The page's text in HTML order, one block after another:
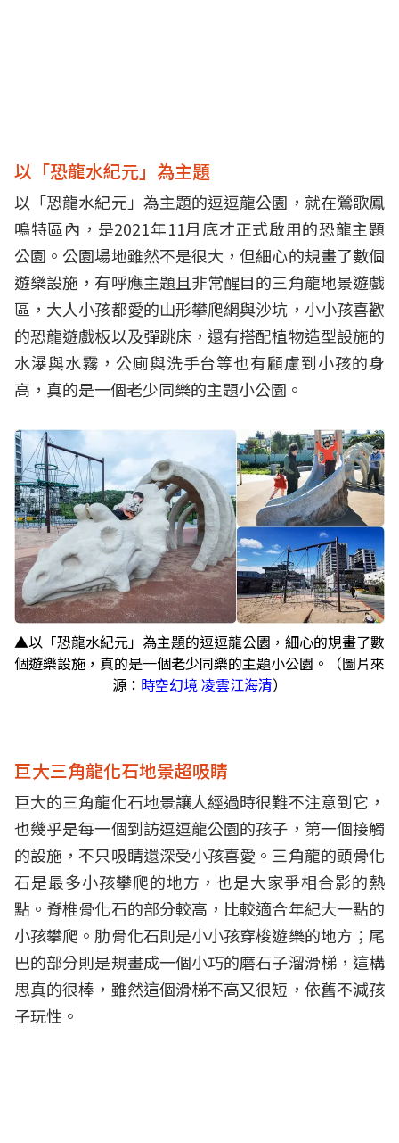
以「恐龍水紀元」為主題
以「恐龍水紀元」為主題的逗逗龍公園，就在鶯歌鳳
鳴特區內，是2021年11月底才正式啟用的恐龍主題
公園。公園場地雖然不是很大，但細心的規畫了數個
遊樂設施，有呼應主題且非常醒目的三角龍地景遊戲
區，大人小孩都愛的山形攀爬網與沙坑，小小孩喜歡
的恐龍遊戲板以及彈跳床，還有搭配植物造型設施的
水瀑與水霧，公廁與洗手台等也有顧慮到小孩的身
高，真的是一個老少同樂的主題小公園。
▲以「恐龍水紀元」為主題的逗逗龍公園，細心的規畫了數
個遊樂設施，真的是一個老少同樂的主題小公園。（圖片來
源： 時空幻境 凌雲江海清）
巨大三角龍化石地景超吸睛
巨大的三角龍化石地景讓人經過時很難不注意到它，
也幾乎是每一個到訪逗逗龍公園的孩子，第一個接觸
的設施，不只吸睛還深受小孩喜愛。三角龍的頭骨化
石是最多小孩攀爬的地方，也是大家爭相合影的熱
點。脊椎骨化石的部分較高，比較適合年紀大一點的
小孩攀爬。肋骨化石則是小小孩穿梭遊樂的地方；尾
巴的部分則是規畫成一個小巧的磨石子溜滑梯，這構
思真的很棒，雖然這個滑梯不高又很短，依舊不減孩
子玩性。